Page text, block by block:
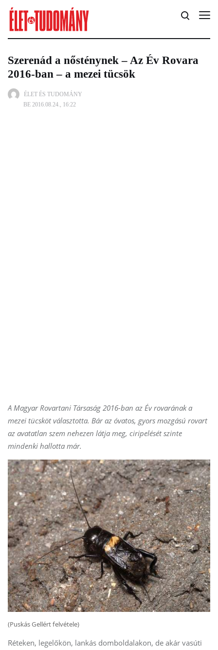
ÉLET ÉS TUDOMÁNY
BE 2016.08.24., 16:22
Szerenád a nősténynek – Az Év Rovara
2016-ban – a mezei tücsök
A Magyar Rovartani Társaság 2016-ban az Év rovarának a
mezei tücsköt választotta. Bár az óvatos, gyors mozgású rovart
az avatatlan szem nehezen látja meg, ciripelését szinte
mindenki hallotta már.
(Puskás Gellért felvétele)
Réteken, legelőkön, lankás domboldalakon, de akár vasúti